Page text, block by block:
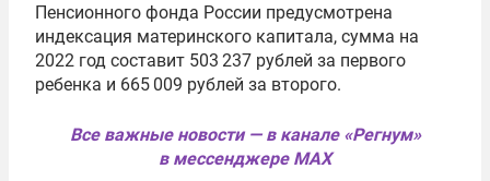
Пенсионного фонда России предусмотрена
индексация материнского капитала, сумма на
2022 год составит 503 237 рублей за первого
ребенка и 665 009 рублей за второго.
Все важные новости — в канале «Регнум»
в мессенджере MAX